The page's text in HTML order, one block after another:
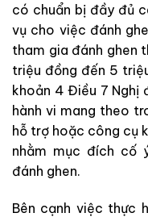
có chuẩn bị đầy đủ
vụ cho việc đánh
tham gia đánh ghen
triệu đồng đến 5
khoản 4 Điều 7 Nghị
hành vi mang theo
hỗ trợ hoặc công cụ
nhằm mục đích cố
đánh ghen.
Bên cạnh việc thực